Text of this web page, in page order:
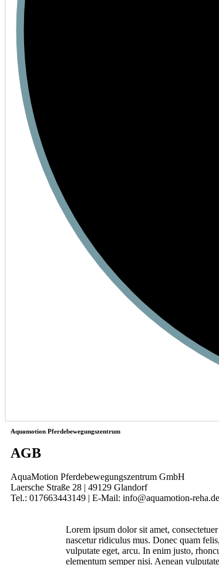
Aquamotion Pferdebewegungszentrum
AGB
AquaMotion Pferdebewegungszentrum GmbH
Laersche Straße 28 | 49129 Glandorf
Tel.: 017663443149 | E-Mail: info@aquamotion-reha.de
Lorem ipsum dolor sit amet,
nascetur ridiculus mus. Donec quam
vulputate eget, arcu. In enim justo,
elementum semper nisi. Aenean